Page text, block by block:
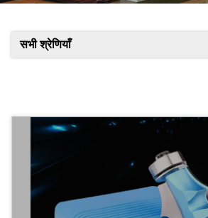
सभी श्रेणियाँ